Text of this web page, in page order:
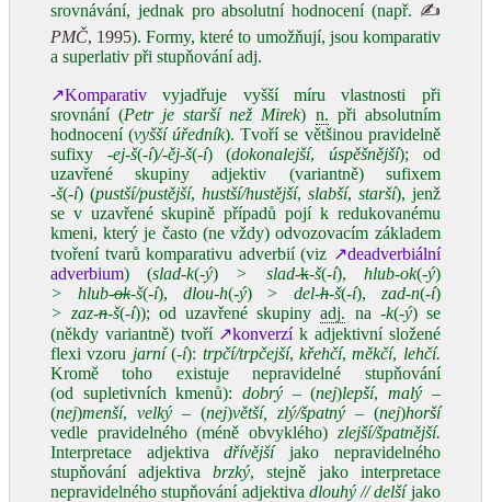
srovnávání, jednak pro absolutní hodnocení (např. ✍
PMČ, 1995). Formy, které to umožňují, jsou komparativ
a superlativ při stupňování adj.
↗Komparativ vyjadřuje vyšší míru vlastnosti při
srovnání (Petr je starší než Mirek) n. při absolutním
hodnocení (vyšší úředník). Tvoří se většinou pravidelně
sufixy ‑ej‑š(‑í)/‑ěj‑š(‑í) (dokonalejší,úspěšnější); od
uzavřené skupiny adjektiv (variantně) sufixem
‑š(‑í) (pustší/pustější, hustší/hustější, slabší, starší), jenž
se v uzavřené skupině případů pojí k redukovanému
kmeni, který je často (ne vždy) odvozovacím základem
tvoření tvarů komparativu adverbií (viz ↗deadverbiální
adverbium) (slad‑k(‑ý) > slad‑k‑š(‑í), hlub‑ok(‑ý)
> hlub‑ok‑š(‑í), dlou‑h(‑ý) > del‑h‑š(‑í), zad‑n(‑í)
> zaz‑n‑š(‑í)); od uzavřené skupinyadj. na ‑k(‑ý) se
(někdy variantně) tvoří ↗konverzík adjektivní složené
flexi vzoru jarní(‑í): trpčí/trpčejší, křehčí,měkčí, lehčí.
Kromě toho existuje nepravidelné stupňování
(od supletivních kmenů):dobrý –(nej)lepší,malý –
(nej)menší, velký –(nej)větší, zlý/špatný –(nej)horší
vedle pravidelného (méně obvyklého) zlejší/špatnější.
Interpretace adjektivadřívějšíjako nepravidelného
stupňování adjektivabrzký, stejně jako interpretace
nepravidelného stupňování adjektiva dlouhý // delšíjako